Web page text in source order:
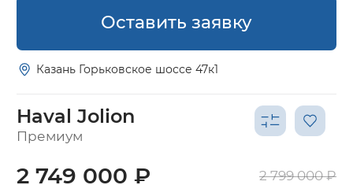
Оставить заявку
Казань Горьковское шоссе 47к1
Haval Jolion
Премиум
2 749 000 ₽ 2 799 000 ₽